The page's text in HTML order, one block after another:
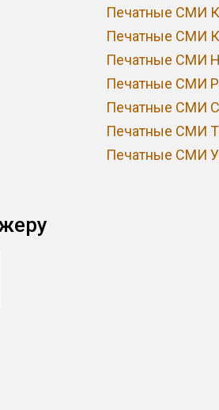
Печатные СМИ
Печатные СМИ
Печатные СМИ
Печатные СМИ
Печатные СМИ
Печатные СМИ
Печатные СМИ